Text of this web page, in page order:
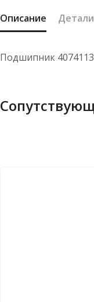
Описание Детали
Подшипник